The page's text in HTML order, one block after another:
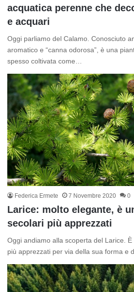
acquatica perenne che
e acquari
Oggi parliamo del Calamo. Conosciuto
aromatico e “canna odorosa”, è una
spesso coltivata come…
Federica Ermete 7 Novembre 2020 0
Larice: molto elegante, è
secolari più apprezzati
Oggi andiamo alla scoperta del Larice.
più apprezzati per via della sua forma e